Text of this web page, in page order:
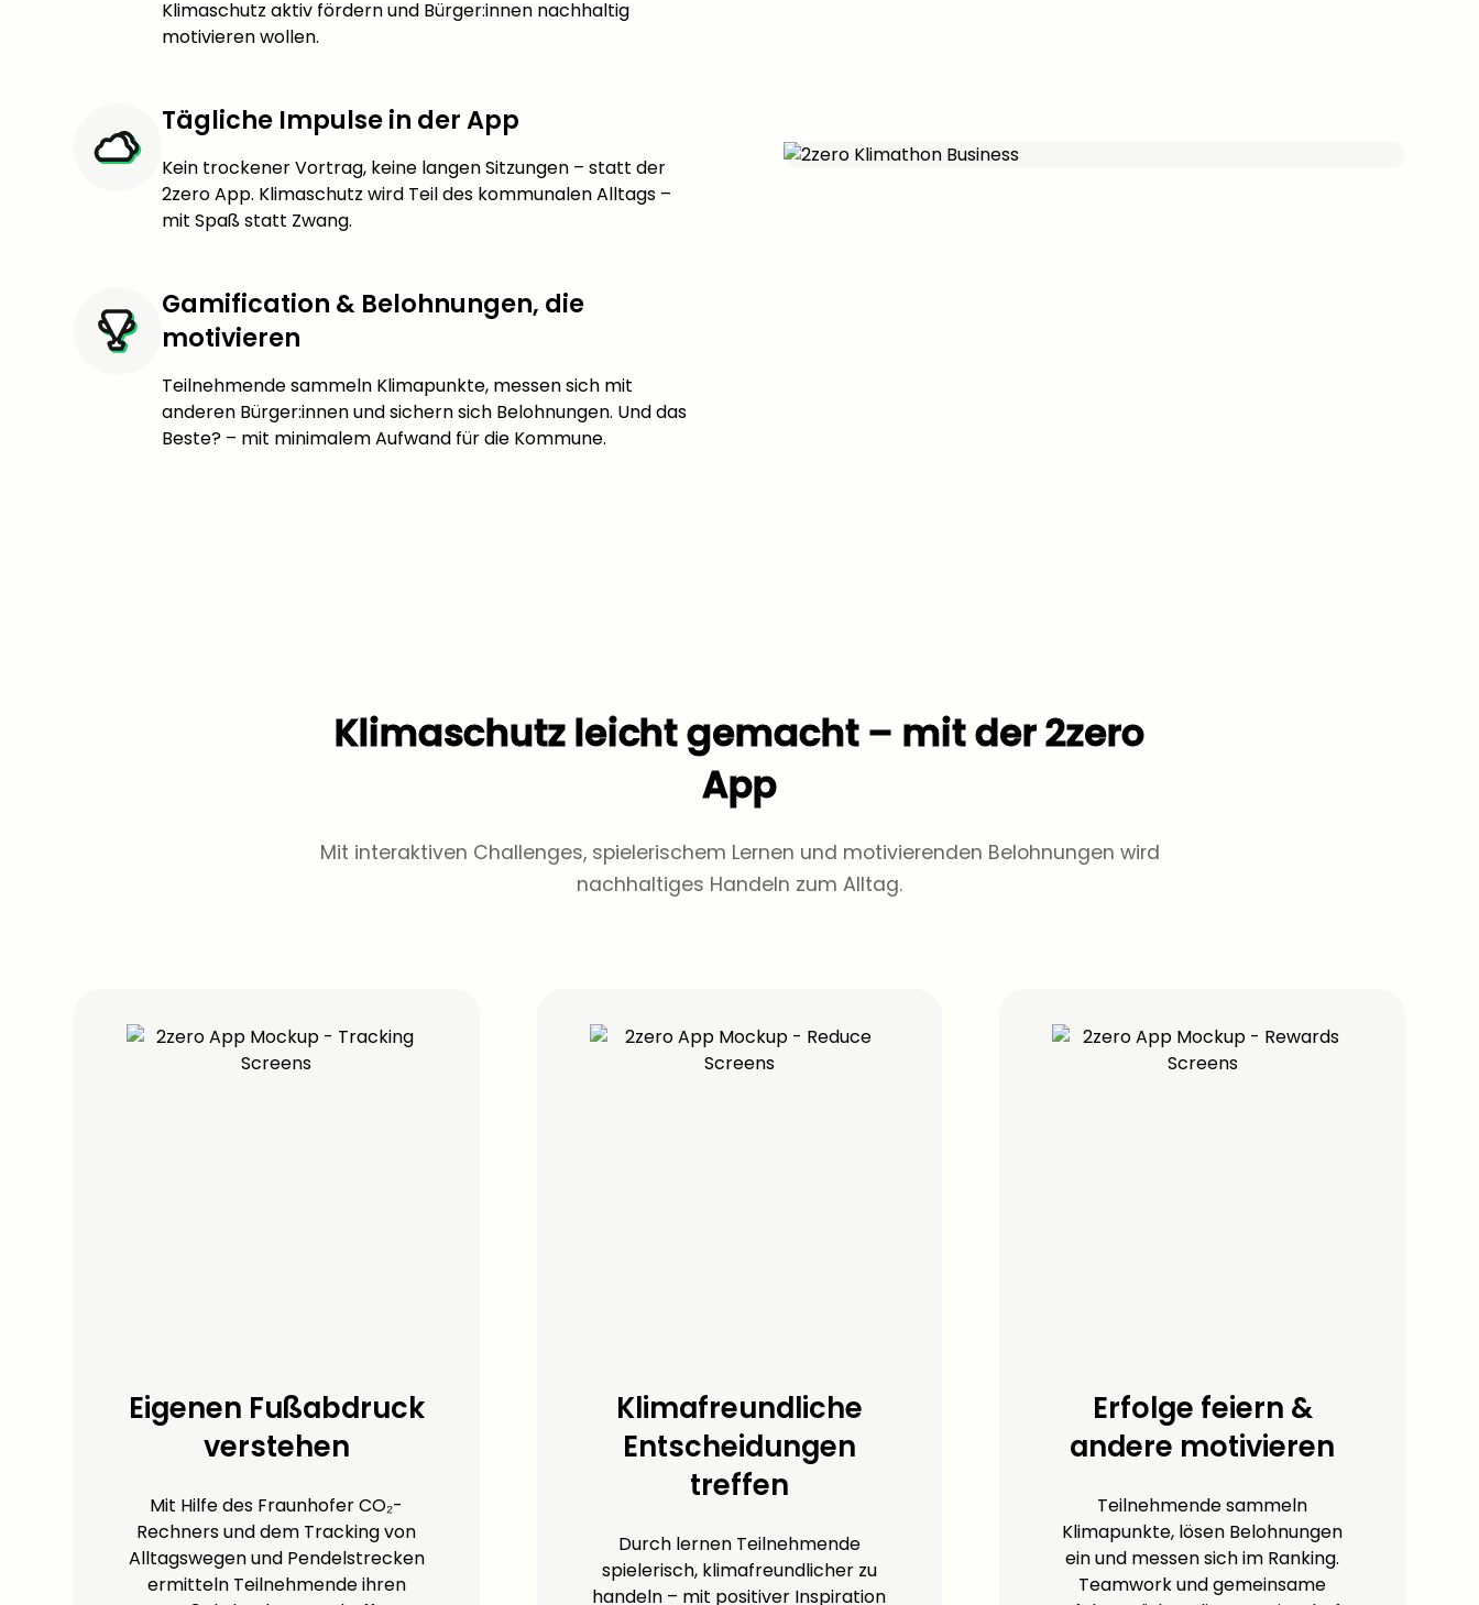
Klimaschutz aktiv fördern und Bürger:innen nachhaltig
motivieren wollen.
Tägliche Impulse in der App
Kein trockener Vortrag, keine langen Sitzungen – statt der
2zero App. Klimaschutz wird Teil des kommunalen Alltags –
mit Spaß statt Zwang.
Gamification & Belohnungen, die
motivieren
Teilnehmende sammeln Klimapunkte, messen sich mit
anderen Bürger:innen und sichern sich Belohnungen. Und das
Beste? – mit minimalem Aufwand für die Kommune.
Klimaschutz leicht gemacht – mit der 2zero
App
Mit interaktiven Challenges, spielerischem Lernen und motivierenden Belohnungen wird
nachhaltiges Handeln zum Alltag.
Eigenen Fußabdruck
verstehen
Mit Hilfe des Fraunhofer CO₂-
Rechners und dem Tracking von
Alltagswegen und Pendelstrecken
ermitteln Teilnehmende ihren
Klimafreundliche
Entscheidungen
treffen
Durchlernen Teilnehmende
spielerisch, klimafreundlicher zu
handeln – mit positiver Inspiration
Erfolge feiern &
andere motivieren
Teilnehmende sammeln
Klimapunkte, lösen Belohnungen
ein und messen sich im Ranking.
Teamwork und gemeinsame